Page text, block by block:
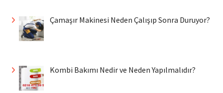
Çamaşır Makinesi Neden Çalışıp Sonra Duruyor?
Kombi Bakımı Nedir ve Neden Yapılmalıdır?